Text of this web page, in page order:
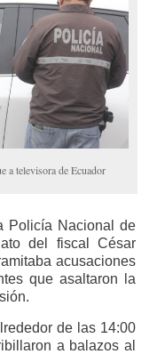
a televisora de Ecuador
Policía Nacional de
del fiscal César
acusaciones
que asaltaron la
de las 14:00
a balazos al